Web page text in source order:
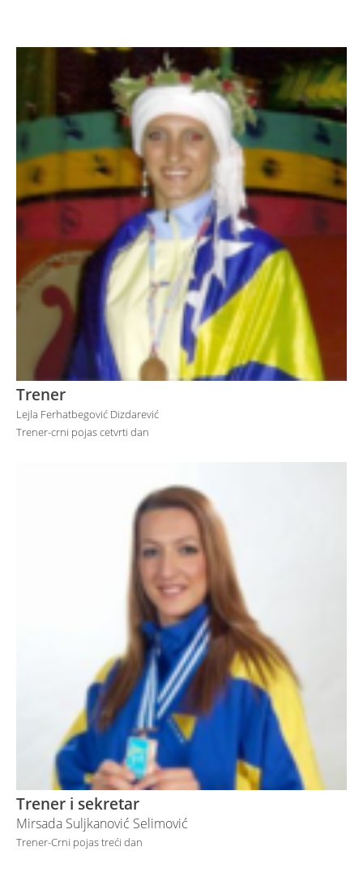
Trener
Lejla Ferhatbegović Dizdarević
Trener-crni pojas cetvrti dan
Trener i sekretar
Mirsada Suljkanović Selimović
Trener-Crni pojas treći dan